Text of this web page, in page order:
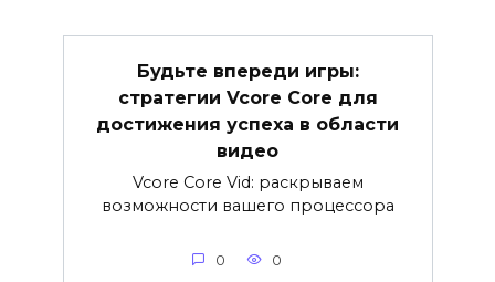
Будьте впереди игры:
стратегии Vcore Core для
достижения успеха в области
видео
Vcore Core Vid: раскрываем
возможности вашего процессора
0 0